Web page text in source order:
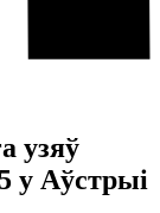
узяў
у Аўстрыі